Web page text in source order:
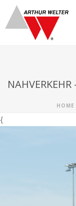
NAHVERKEHR
HOME
{